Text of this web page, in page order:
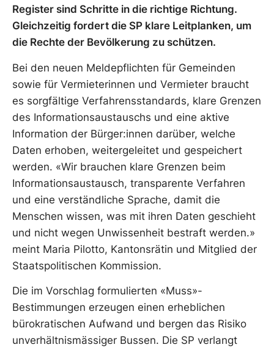
Register sind Schritte in die richtige Richtung.
Gleichzeitig fordert die SP klare Leitplanken, um
die Rechte der Bevölkerung zu schützen.
Bei den neuen Meldepflichten für Gemeinden
sowie für Vermieterinnen und Vermieter braucht
es sorgfältige Verfahrensstandards, klare Grenzen
des Informationsaustauschs und eine aktive
Information der Bürger:innen darüber, welche
Daten erhoben, weitergeleitet und gespeichert
werden. «Wir brauchen klare Grenzen beim
Informationsaustausch, transparente Verfahren
und eine verständliche Sprache, damit die
Menschen wissen, was mit ihren Daten geschieht
und nicht wegen Unwissenheit bestraft werden.»
meint Maria Pilotto, Kantonsrätin und Mitglied der
Staatspolitischen Kommission.
Die im Vorschlag formulierten «Muss»-
Bestimmungen erzeugen einen erheblichen
bürokratischen Aufwand und bergen das Risiko
unverhältnismässiger Bussen. Die SP verlangt